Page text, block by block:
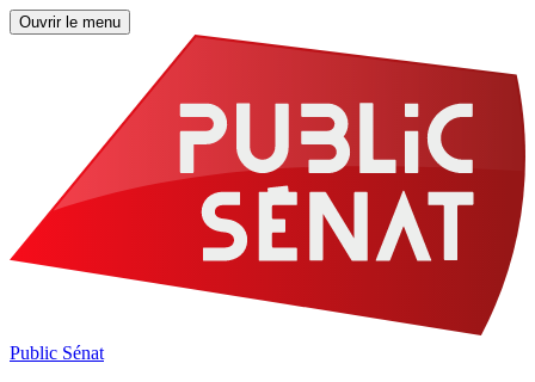
Ouvrir le menu
Public Sénat